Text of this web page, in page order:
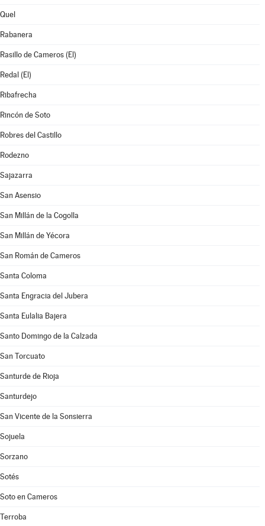
Quel
Rabanera
Rasillo de Cameros (El)
Redal (El)
Ribafrecha
Rincón de Soto
Robres del Castillo
Rodezno
Sajazarra
San Asensio
San Millán de la Cogolla
San Millán de Yécora
San Román de Cameros
Santa Coloma
Santa Engracia del Jubera
Santa Eulalia Bajera
Santo Domingo de la Calzada
San Torcuato
Santurde de Rioja
Santurdejo
San Vicente de la Sonsierra
Sojuela
Sorzano
Sotés
Soto en Cameros
Terroba